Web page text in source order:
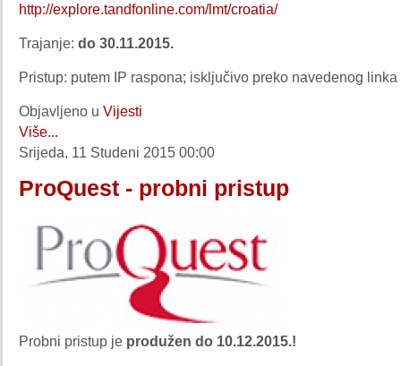
http://explore.tandfonline.com/lmt/croatia/
Trajanje: do 30.11.2015.
Pristup: putem IP raspona; isključivo preko navedenog linka
Objavljeno u Vijesti
Više...
Srijeda, 11 Studeni 2015 00:00
ProQuest - probni pristup
Probni pristup je produžen do 10.12.2015.!